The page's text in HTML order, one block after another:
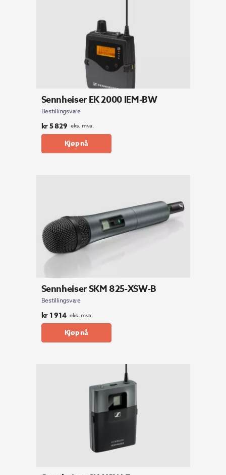
Sennheiser EK 2000 IEM-BW
Bestillingsvare
kr5 829 eks. mva.
Kjøp nå
Sennheiser SKM 825-XSW-B
Bestillingsvare
kr1 914 eks. mva.
Kjøp nå